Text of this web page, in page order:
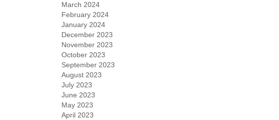
March 2024
February 2024
January 2024
December 2023
November 2023
October 2023
September 2023
August 2023
July 2023
June 2023
May 2023
April 2023